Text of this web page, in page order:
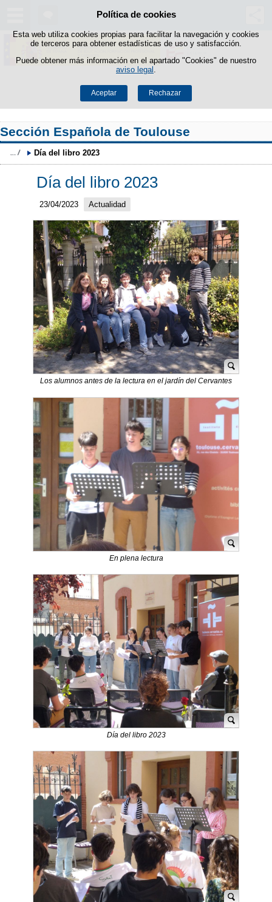
Política de cookies
Esta web utiliza cookies propias para facilitar la navegación y cookies
de terceros para obtener estadísticas de uso y satisfacción.
Puede obtener más información en el apartado "Cookies" de nuestro
aviso legal
Aceptar Rechazar
Saltar al contenido
Sección Española de Toulouse
Día del libro 2023
Día del libro 2023
23/04/2023 Actualidad
Los alumnos antes de la lectura en el jardín del Cervantes
En plena lectura
Día del libro 2023